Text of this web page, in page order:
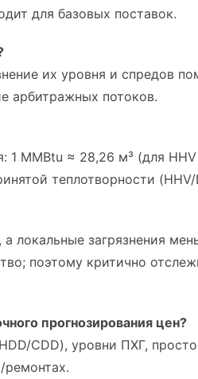
для базовых поставок.
их уровня и спредов
арбитражных потоков.
1 MMBtu ≈ 28,26 м³ (для
теплотворности (HHV/
загрязнения
поэтому критично
прогнозирования цен?
CDD), уровни ПХГ,
ремонтах.